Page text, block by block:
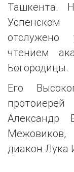
Ташкента.
отслужено
чтением
Богородицы.
Его
Александр
диакон Лука